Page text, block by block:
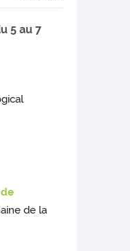
5 au 7
de la